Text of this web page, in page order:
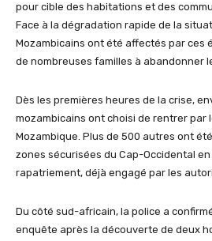
pour cible des habitations et des
Face à la dégradation rapide de la
Mozambicains ont été affectés par ces
de nombreuses familles à abandonner
Dès les premières heures de la crise,
mozambicains ont choisi de rentrer par
Mozambique. Plus de 500 autres ont
zones sécurisées du Cap-Occidental
rapatriement, déjà engagé par les
Du côté sud-africain, la police a
enquête après la découverte de deux